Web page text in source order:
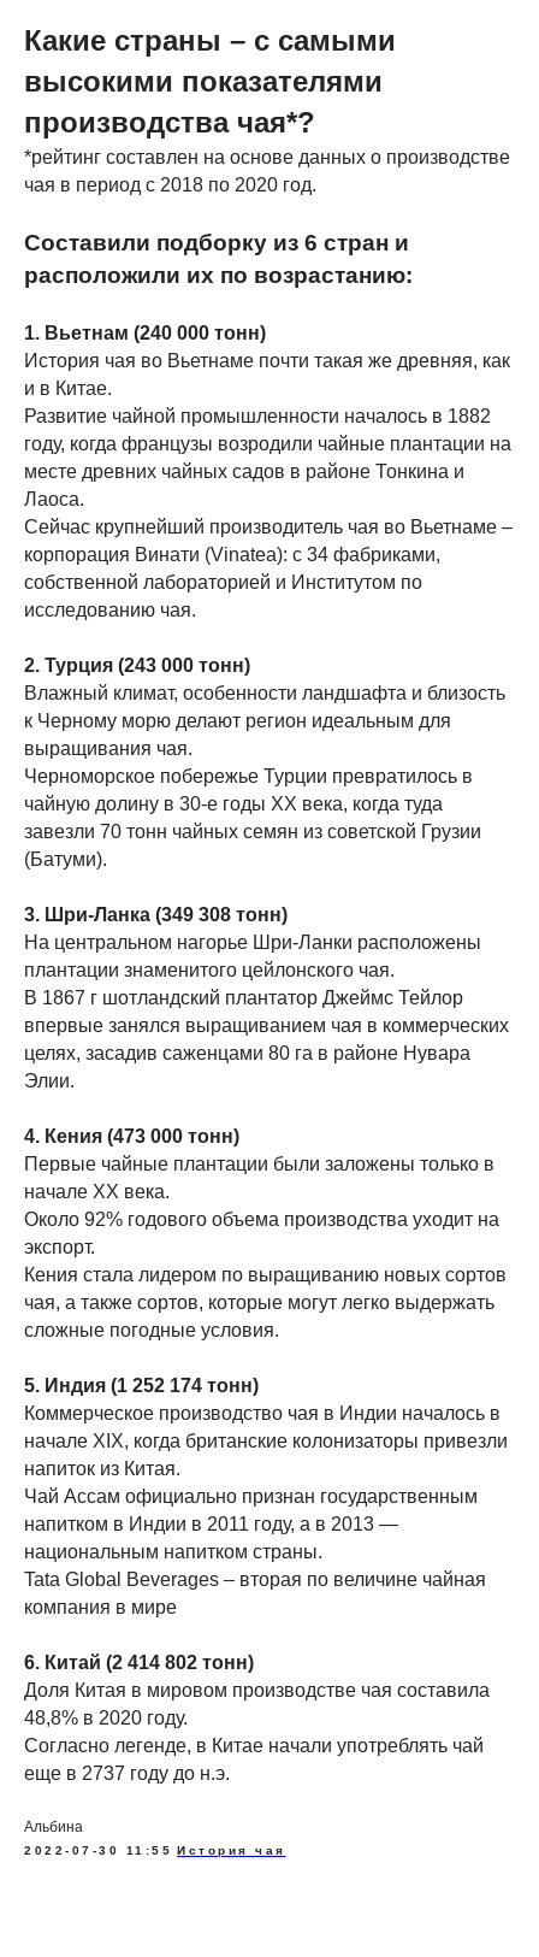
Какие страны – с самыми
высокими показателями
производства чая*?
*рейтинг составлен на основе данных о производстве
чая в период с 2018 по 2020 год.
Составили подборку из 6 стран и
расположили их по возрастанию:
1. Вьетнам (240 000 тонн)
История чая во Вьетнаме почти такая же древняя, как
и в Китае.
Развитие чайной промышленности началось в 1882
году, когда французы возродили чайные плантации на
месте древних чайных садов в районе Тонкина и
Лаоса.
Сейчас крупнейший производитель чая во Вьетнаме –
корпорация Винати (Vinatea): с 34 фабриками,
собственной лабораторией и Институтом по
исследованию чая.
2. Турция (243 000 тонн)
Влажный климат, особенности ландшафта и близость
к Черному морю делают регион идеальным для
выращивания чая.
Черноморское побережье Турции превратилось в
чайную долину в 30-е годы XX века, когда туда
завезли 70 тонн чайных семян из советской Грузии
(Батуми).
3. Шри-Ланка (349 308 тонн)
На центральном нагорье Шри-Ланки расположены
плантации знаменитого цейлонского чая.
В 1867 г шотландский плантатор Джеймс Тейлор
впервые занялся выращиванием чая в коммерческих
целях, засадив саженцами 80 га в районе Нувара
Элии.
4. Кения (473 000 тонн)
Первые чайные плантации были заложены только в
начале XX века.
Около 92% годового объема производства уходит на
экспорт.
Кения стала лидером по выращиванию новых сортов
чая, а также сортов, которые могут легко выдержать
сложные погодные условия.
5. Индия (1 252 174 тонн)
Коммерческое производство чая в Индии началось в
начале XIX, когда британские колонизаторы привезли
напиток из Китая.
Чай Ассам официально признан государственным
напитком в Индии в 2011 году, а в 2013 —
национальным напитком страны.
Tata Global Beverages – вторая по величине чайная
компания в мире
6. Китай (2 414 802 тонн)
Доля Китая в мировом производстве чая составила
48,8% в 2020 году.
Согласно легенде, в Китае начали употреблять чай
еще в 2737 году до н.э.
Альбина
2022-07-30 11:55 История чая